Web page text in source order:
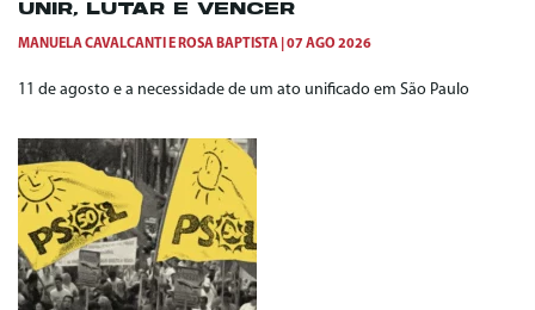
UNIR, LUTAR E VENCER
MANUELA CAVALCANTI E ROSA BAPTISTA 07 AGO 2026
11 de agosto e a necessidade de um ato unificado em São Paulo